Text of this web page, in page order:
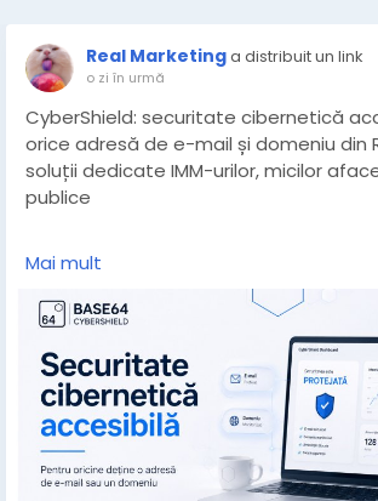
Real Marketinga distribuit un link
o zi în urmă
CyberShield: securitate cibernetică
orice adresă de e-mail și domeniu din
soluții dedicate IMM-urilor, micilor
publice
Orice firmă care are un site sau o
companie are, implicit și o zona care
compromisa/atacata. Este premisa de
pornește BASE64 CYBERSHIELD
românească de securitate
2021, cu sediul în București, care ofera
verificare și monitorizare a securității
prețuri accesibile pentru IMM-uri, mici
instituții publice
Mai mult